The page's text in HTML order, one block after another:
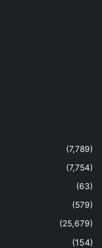
(7,789)
(7,754)
(63)
(579)
(25,679)
(154)